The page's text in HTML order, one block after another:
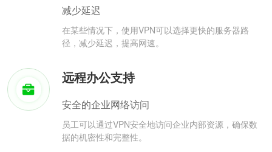
减少延迟
在某些情况下，使用VPN可以选择更快的服务器路
径，减少延迟，提高网速。
远程办公支持
安全的企业网络访问
员工可以通过VPN安全地访问企业内部资源，确保数
据的机密性和完整性。